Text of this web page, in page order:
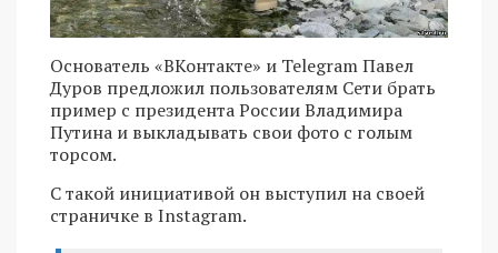
Основатель «ВКонтакте» и Telegram Павел
Дуров предложил пользователям Сети брать
пример с президента России Владимира
Путина и выкладывать свои фото с голым
торсом.
С такой инициативой он выступил на своей
страничке в Instagram.